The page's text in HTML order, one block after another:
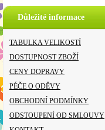
Důležité informace
TABULKA VELIKOSTÍ
DOSTUPNOST ZBOŽÍ
CENY DOPRAVY
PÉČE O ODĚVY
OBCHODNÍ PODMÍNKY
ODSTOUPENÍ OD SMLOUVY